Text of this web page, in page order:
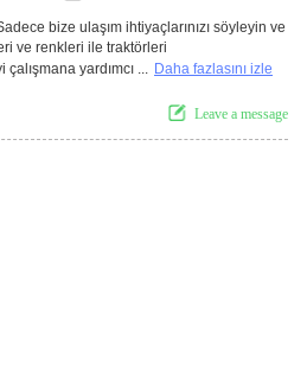
bize ulaşım ihtiyaçlarınızı söyleyin ve
ve renkleri ile traktörleri
yardımcı ... Daha fazlasını izle
Leave a message